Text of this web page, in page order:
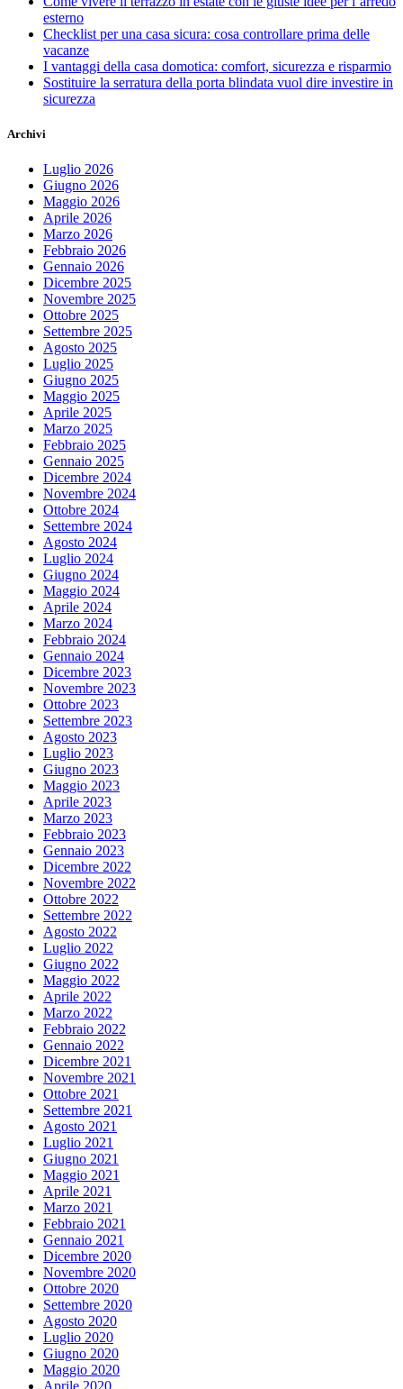
esterno
Checklist per una casa sicura: cosa controllare prima delle
vacanze
I vantaggi della casa domotica: comfort, sicurezza e risparmio
Sostituire la serratura della porta blindata vuol dire investire in
sicurezza
Archivi
Luglio 2026
Giugno 2026
Maggio 2026
Aprile 2026
Marzo 2026
Febbraio 2026
Gennaio 2026
Dicembre 2025
Novembre 2025
Ottobre 2025
Settembre 2025
Agosto 2025
Luglio 2025
Giugno 2025
Maggio 2025
Aprile 2025
Marzo 2025
Febbraio 2025
Gennaio 2025
Dicembre 2024
Novembre 2024
Ottobre 2024
Settembre 2024
Agosto 2024
Luglio 2024
Giugno 2024
Maggio 2024
Aprile 2024
Marzo 2024
Febbraio 2024
Gennaio 2024
Dicembre 2023
Novembre 2023
Ottobre 2023
Settembre 2023
Agosto 2023
Luglio 2023
Giugno 2023
Maggio 2023
Aprile 2023
Marzo 2023
Febbraio 2023
Gennaio 2023
Dicembre 2022
Novembre 2022
Ottobre 2022
Settembre 2022
Agosto 2022
Luglio 2022
Giugno 2022
Maggio 2022
Aprile 2022
Marzo 2022
Febbraio 2022
Gennaio 2022
Dicembre 2021
Novembre 2021
Ottobre 2021
Settembre 2021
Agosto 2021
Luglio 2021
Giugno 2021
Maggio 2021
Aprile 2021
Marzo 2021
Febbraio 2021
Gennaio 2021
Dicembre 2020
Novembre 2020
Ottobre 2020
Settembre 2020
Agosto 2020
Luglio 2020
Giugno 2020
Maggio 2020